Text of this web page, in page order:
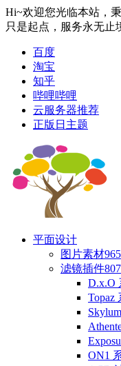
Hi~欢迎您光临本站，
只是起点，服务永无止
百度
淘宝
知乎
哔哩哔哩
云服务器推荐
正版日主题
平面设计
图片素材965
滤镜插件807
D.x.O
Topaz
ON1